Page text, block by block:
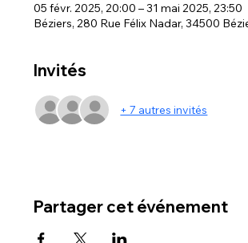
05 févr. 2025, 20:00 – 31 mai 2025, 23:50
Béziers, 280 Rue Félix Nadar, 34500
Invités
+ 7 autres invités
Partager cet événement